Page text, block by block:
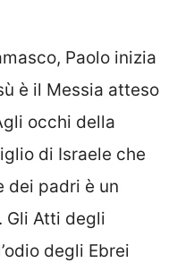
Paolo inizia
è il Messia atteso
occhi della
di Israele che
dei padri è un
Gli Atti degli
degli Ebrei